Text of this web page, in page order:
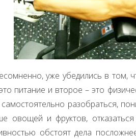
уже убедились в том,
питание и второе – это
разобраться,
овощей и фруктов,
обстоят дела